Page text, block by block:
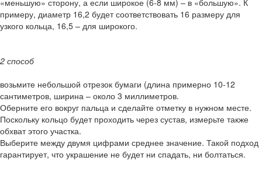
«меньшую» сторону, а если широкое (6-8 мм) – в «большую». К
примеру, диаметр 16,2 будет соответствовать 16 размеру для
узкого кольца, 16,5 – для широкого.
2 способ
возьмите небольшой отрезок бумаги (длина примерно 10-12
сантиметров, ширина – около 3 миллиметров.
Оберните его вокруг пальца и сделайте отметку в нужном месте.
Поскольку кольцо будет проходить через сустав, измерьте также
обхват этого участка.
Выберите между двумя цифрами среднее значение. Такой подход
гарантирует, что украшение не будет ни спадать, ни болтаться.